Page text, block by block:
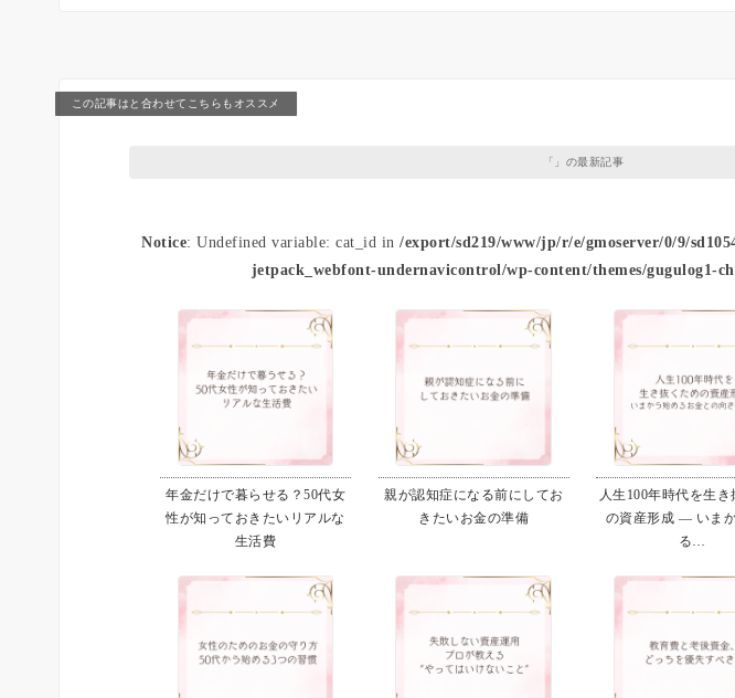
この記事はと合わせてこちらもオススメ
「」の最新記事
Notice: Undefined variable: cat_id in/export/sd219/www/jp/r/e/gmoserver/0/9/
jetpack_webfont-undernavicontrol/wp-content/themes/gugulog1-
年金だけで暮らせる？50代女
性が知っておきたいリアルな
生活費
親が認知症になる前にしてお
きたいお金の準備
人生100年時代を生き
の資産形成 ― いま
る…